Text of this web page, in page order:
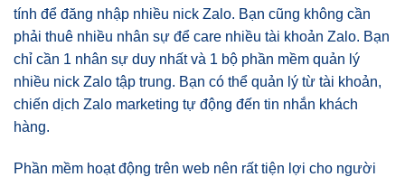
tính để đăng nhập nhiều nick Zalo. Bạn cũng không cần
phải thuê nhiều nhân sự để care nhiều tài khoản Zalo. Bạn
chỉ cần 1 nhân sự duy nhất và 1 bộ phần mềm quản lý
nhiều nick Zalo tập trung. Bạn có thể quản lý từ tài khoản,
chiến dịch Zalo marketing tự động đến tin nhắn khách
hàng.
Phần mềm hoạt động trên web nên rất tiện lợi cho người